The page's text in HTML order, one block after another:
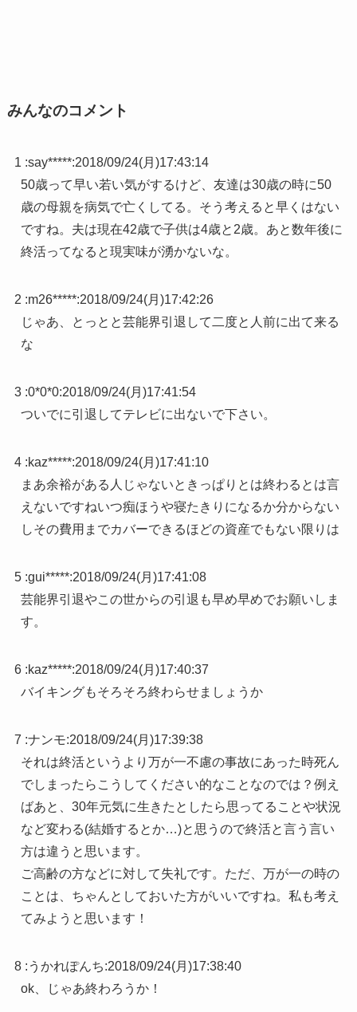
みんなのコメント
1 :say*****:2018/09/24(月)17:43:14
50歳って早い若い気がするけど、友達は30歳の時に50
歳の母親を病気で亡くしてる。そう考えると早くはない
ですね。夫は現在42歳で子供は4歳と2歳。あと数年後に
終活ってなると現実味が湧かないな。
2 :m26*****:2018/09/24(月)17:42:26
じゃあ、とっとと芸能界引退して二度と人前に出て来る
な
3 :0*0*0:2018/09/24(月)17:41:54
ついでに引退してテレビに出ないで下さい。
4 :kaz*****:2018/09/24(月)17:41:10
まあ余裕がある人じゃないときっぱりとは終わるとは言
えないですねいつ痴ほうや寝たきりになるか分からない
しその費用までカバーできるほどの資産でもない限りは
5 :gui*****:2018/09/24(月)17:41:08
芸能界引退やこの世からの引退も早め早めでお願いしま
す。
6 :kaz*****:2018/09/24(月)17:40:37
バイキングもそろそろ終わらせましょうか
7 :ナンモ:2018/09/24(月)17:39:38
それは終活というより万が一不慮の事故にあった時死ん
でしまったらこうしてください的なことなのでは？例え
ばあと、30年元気に生きたとしたら思ってることや状況
など変わる(結婚するとか…)と思うので終活と言う言い
方は違うと思います。
ご高齢の方などに対して失礼です。ただ、万が一の時の
ことは、ちゃんとしておいた方がいいですね。私も考え
てみようと思います！
8 : うかれぽんち:2018/09/24(月)17:38:40
ok、じゃあ終わろうか！